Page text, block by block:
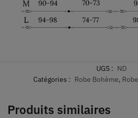
UGS : ND
Catégories : Robe Bohème,
Produits similaires